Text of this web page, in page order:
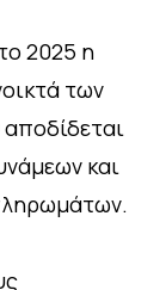
2025 η
των
και